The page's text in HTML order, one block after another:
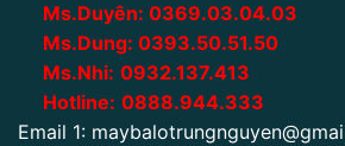
Ms.Duyên: 0369.03.04.03
Ms.Dung: 0393.50.51.50
Ms.Nhi: 0932.137.413
Hotline: 0888.944.333
Email 1: